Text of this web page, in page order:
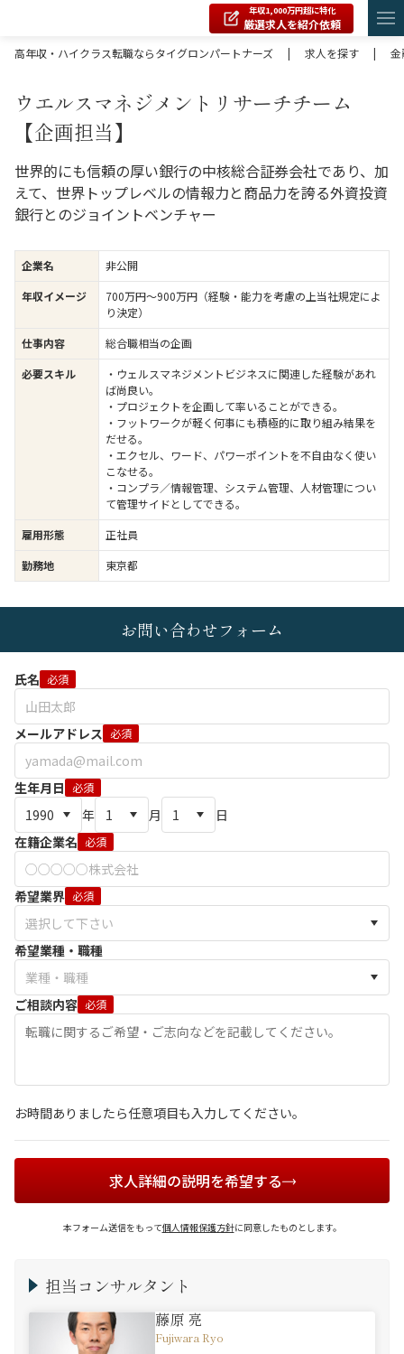
年収1,000万円超に特化
厳選求人を紹介依頼
高年収・ハイクラス転職ならタイグロンパートナーズ
| 求人を探す | 金
ウエルスマネジメントリサーチチーム
【企画担当】
世界的にも信頼の厚い銀行の中核総合証券会社であり、加
えて、世界トップレベルの情報力と商品力を誇る外資投資
銀行とのジョイントベンチャー
企業名
非公開
年収イメージ
700万円〜900万円（経験・能力を考慮の上当社規定によ
り決定）
仕事内容
総合職相当の企画
必要スキル
・ウェルスマネジメントビジネスに関連した経験があれ
ば尚良い。
・プロジェクトを企画して率いることができる。
・フットワークが軽く何事にも積極的に取り組み結果を
だせる。
・エクセル、ワード、パワーポイントを不自由なく使い
こなせる。
・コンプラ／情報管理、システム管理、人材管理につい
て管理サイドとしてできる。
雇用形態
正社員
勤務地
東京都
お問い合わせフォーム
氏名 必須
メールアドレス 必須
生年月日 必須
年 月
日
在籍企業名 必須
希望業界 必須
希望業種・職種
ご相談内容 必須
お時間ありましたら任意項目も入力してください。
求人詳細の説明を希望する
本フォーム送信をもって個人情報保護方針に同意したものとします。
担当コンサルタント
藤原 亮
Fujiwara Ryo